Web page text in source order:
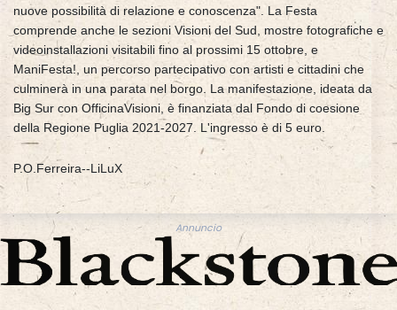
nuove possibilità di relazione e conoscenza". La Festa
comprende anche le sezioni Visioni del Sud, mostre fotografiche e
videoinstallazioni visitabili fino al prossimi 15 ottobre, e
ManiFesta!, un percorso partecipativo con artisti e cittadini che
culminerà in una parata nel borgo. La manifestazione, ideata da
Big Sur con OfficinaVisioni, è finanziata dal Fondo di coesione
della Regione Puglia 2021-2027. L'ingresso è di 5 euro.
P.O.Ferreira--LiLuX
Annuncio